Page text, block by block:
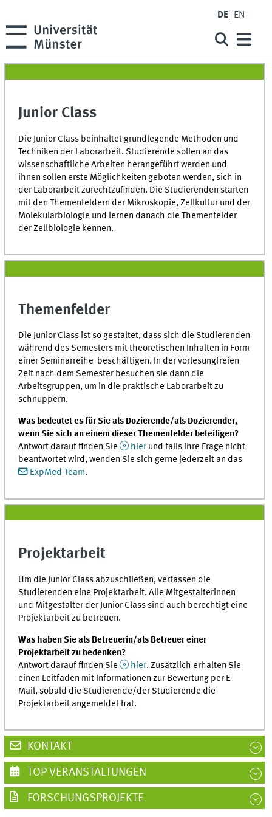
DE EN
Junior Class
Die Junior Class beinhaltet grundlegende Methoden und
Techniken der Laborarbeit. Studierende sollen an das
wissenschaftliche Arbeiten herangeführt werden und
ihnen sollen erste Möglichkeiten geboten werden, sich in
der Laborarbeit zurechtzufinden. Die Studierenden starten
mit den Themenfeldern der Mikroskopie, Zellkultur und der
Molekularbiologie und lernen danach die Themenfelder
der Zellbiologie kennen.
Themenfelder
Die Junior Class ist so gestaltet, dass sich die Studierenden
während des Semesters mit theoretischen Inhalten in Form
einer Seminarreihe beschäftigen. In der vorlesungfreien
Zeit nach dem Semester besuchen sie dann die
Arbeitsgruppen, um in die praktische Laborarbeit zu
schnuppern.
Was bedeutet es für Sie als Dozierende/als Dozierender,
wenn Sie sich an einem dieser Themenfelder beteiligen?
Antwort darauf finden Sie
hier und falls Ihre Frage nicht
beantwortet wird, wenden Sie sich gerne jederzeit an das
ExpMed-Team.
Projektarbeit
Um die Junior Class abzuschließen, verfassen die
Studierenden eine Projektarbeit. Alle Mitgestalterinnen
und Mitgestalter der Junior Class sind auch berechtigt eine
Projektarbeit zu betreuen.
Was haben Sie als Betreuerin/als Betreuer einer
Projektarbeit zu bedenken?
Antwort darauf finden Sie
hier. Zusätzlich erhalten Sie
einen Leitfaden mit Informationen zur Bewertung per E-
Mail, sobald die Studierende/der Studierende die
Projektarbeit angemeldet hat.
KONTAKT
TOP VERANSTALTUNGEN
FORSCHUNGSPROJEKTE